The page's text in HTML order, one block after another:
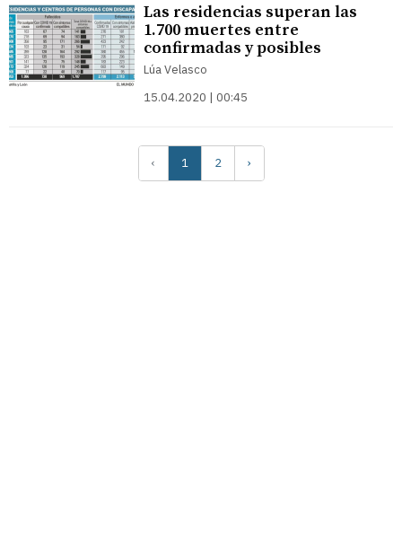
Las residencias superan las
1.700 muertes entre
confirmadas y posibles
Lúa Velasco
15.04.2020 | 00:45
‹ 1 2 ›